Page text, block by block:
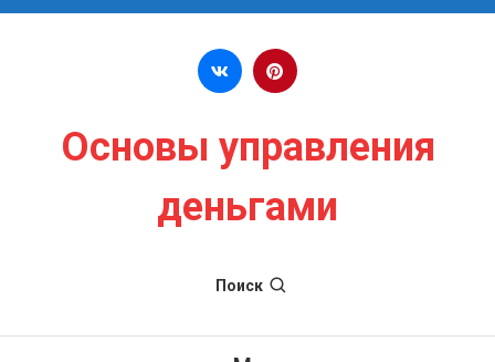
Перейти к содержимому
Основы управления
деньгами
Поиск